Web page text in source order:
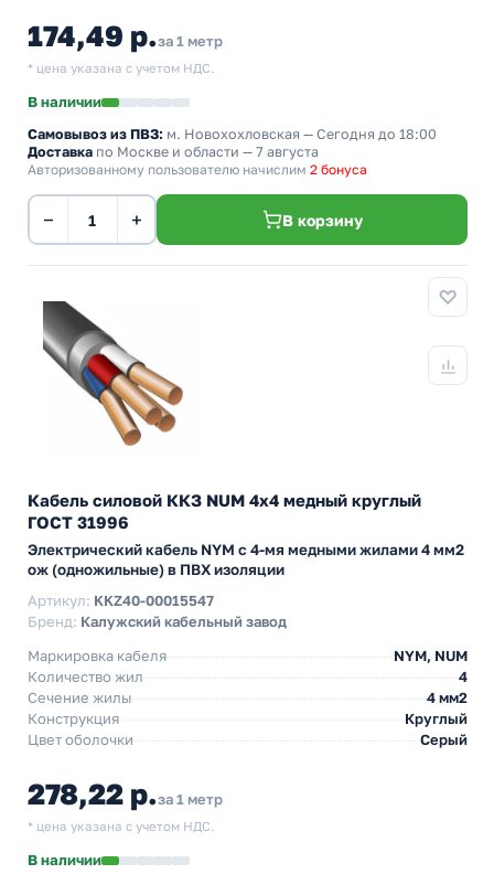
174,49 р.за 1 метр
* цена указана с учетом НДС.
В наличии
Самовывоз из ПВЗ: м. Новохохловская — Сегодня до 18:00
Доставка по Москве и области — 7 августа
Авторизованному пользователю начислим 2 бонуса
− + В корзину
Кабель силовой ККЗ NUM 4х4 медный круглый
ГОСТ 31996
Электрический кабель NYM с 4-мя медными жилами 4 мм2
ож (одножильные) в ПВХ изоляции
Артикул: KKZ40-00015547
Бренд: Калужский кабельный завод
Маркировка кабеля
NYM, NUM
Количество жил
4
Сечение жилы
4 мм2
Конструкция
Круглый
Цвет оболочки
Серый
278,22 р.за 1 метр
* цена указана с учетом НДС.
В наличии